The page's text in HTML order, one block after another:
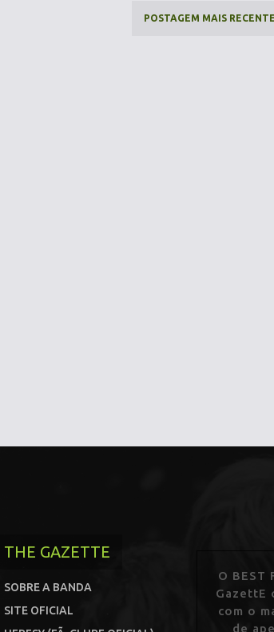
POSTAGEM MAIS RECENTE
THE GAZETTE
SOBRE A BANDA
SITE OFICIAL
O BEST
GazettE
com o
de